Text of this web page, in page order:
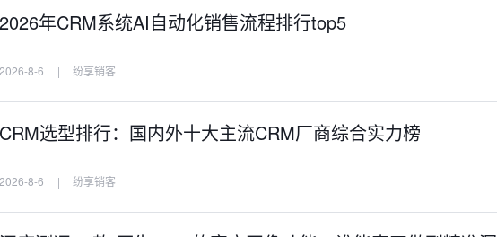
2026年CRM系统AI自动化销售流程排行top5
2026-8-6 | 纷享销客
CRM选型排行：国内外十大主流CRM厂商综合实力榜
2026-8-6 | 纷享销客